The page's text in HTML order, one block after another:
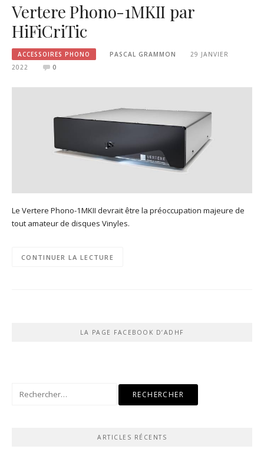
Vertere Phono-1MKII par
HiFiCriTic
ACCESSOIRES PHONO PASCAL GRAMMON
29 JANVIER
2022
0
Le Vertere Phono-1MKII devrait être la préoccupation majeure de
tout amateur de disques Vinyles.
CONTINUER LA LECTURE
LA PAGE FACEBOOK D’ADHF
Rechercher :
ARTICLES RÉCENTS